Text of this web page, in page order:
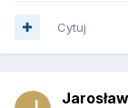
Cytuj
Jarosław